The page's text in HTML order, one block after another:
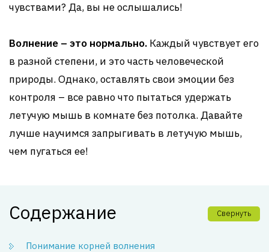
чувствами? Да, вы не ослышались!
Волнение – это нормально. Каждый чувствует его
в разной степени, и это часть человеческой
природы. Однако, оставлять свои эмоции без
контроля – все равно что пытаться удержать
летучую мышь в комнате без потолка. Давайте
лучше научимся запрыгивать в летучую мышь,
чем пугаться ее!
Содержание Свернуть
Понимание корней волнения